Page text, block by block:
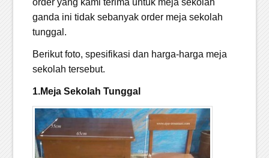
ganda ini tidak sebanyak order meja sekolah
tunggal.
Berikut foto, spesifikasi dan harga-harga meja
sekolah tersebut.
1.Meja Sekolah Tunggal